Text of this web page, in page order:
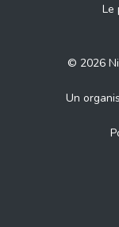
Le
© 2026
Un